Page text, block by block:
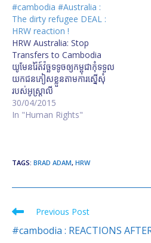
#cambodia #Australia :
The dirty refugee DEAL :
HRW reaction !
HRW Australia: Stop
Transfers to Cambodia
យូមែន​រ៉ៃត៍​វ៉ច្ឆ​ទទូច​ឲ្យ​កម្ពុជា​កុំ​ទទួល​
យក​ជន​ភៀស​ខ្លួន​តាម​ការ​ស្នើសុំ​
របស់​អូស្ត្រាលី
http://www.rfa.org/khmer/
news/human-
04302015081221.html/h04
withdrawal from refugee
30/04/2015
In "Human Rights"
TAGS: BRAD ADAM, HRW
Read
more
Previous Post
#cambodia : REACTIONS